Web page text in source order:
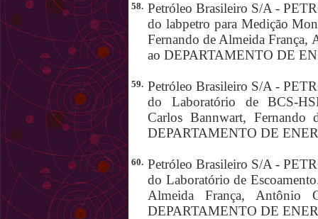
58. Petróleo Brasileiro S/A -
do labpetro para Medição
Fernando de Almeida
ao DEPARTAMENTO DE
59. Petróleo Brasileiro S/A -
do Laboratório de BCS-
Carlos Bannwart, Fernando
DEPARTAMENTO DE
60. Petróleo Brasileiro S/A -
do Laboratório de
Almeida França, Antônio
DEPARTAMENTO DE